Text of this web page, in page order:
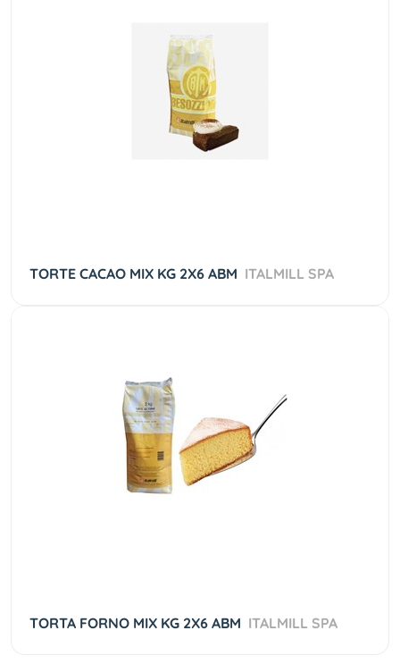
TORTE CACAO MIX KG 2X6 ABM ITALMILL SPA
TORTA FORNO MIX KG 2X6 ABM ITALMILL SPA